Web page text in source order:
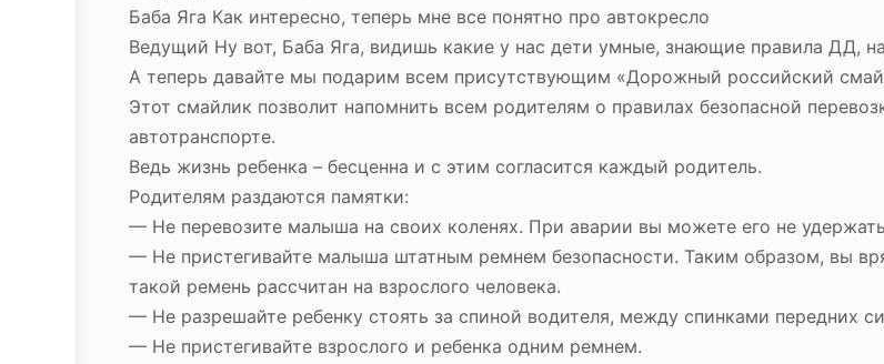
Баба Яга Как интересно, теперь мне все понятно про автокресло
Ведущий Ну вот, Баба Яга, видишь какие у нас дети умные, знающие правила ДД,
А теперь давайте мы подарим всем присутствующим «Дорожный российский
Этот смайлик позволит напомнить всем родителям о правилах безопасной
автотранспорте.
Ведь жизнь ребенка – бесценна и с этим согласится каждый родитель.
Родителям раздаются памятки:
— Не перевозите малыша на своих коленях. При аварии вы можете его не
— Не пристегивайте малыша штатным ремнем безопасности. Таким образом, вы
такой ремень рассчитан на взрослого человека.
— Не разрешайте ребенку стоять за спиной водителя, между спинками передних
— Не пристегивайте взрослого и ребенка одним ремнем.